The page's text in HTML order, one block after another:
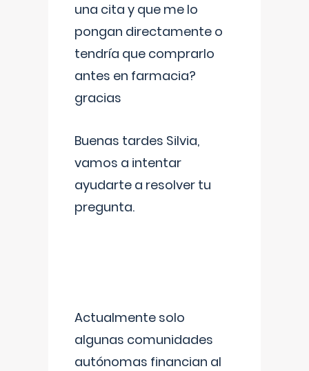
una cita y que me lo
pongan directamente o
tendría que comprarlo
antes en farmacia?
gracias
Buenas tardes Silvia,
vamos a intentar
ayudarte a resolver tu
pregunta.
Actualmente solo
algunas comunidades
autónomas financian al